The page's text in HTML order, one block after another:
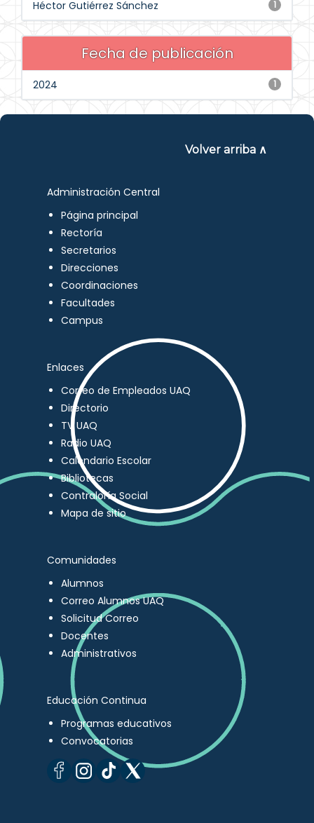
1
Héctor Gutiérrez Sánchez
Fecha de publicación
1
2024
Volver arriba ∧
Administración Central
Página principal
Rectoría
Secretarios
Direcciones
Coordinaciones
Facultades
Campus
Enlaces
Correo de Empleados UAQ
Directorio
TV UAQ
Radio UAQ
Calendario Escolar
Bibliotecas
Contraloría Social
Mapa de sitio
Comunidades
Alumnos
Correo Alumnos UAQ
Solicitud Correo
Docentes
Administrativos
Educación Continua
Programas educativos
Convocatorias